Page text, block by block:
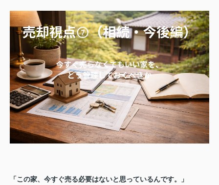
「この家、今すぐ売る必要はないと思っているんです。」